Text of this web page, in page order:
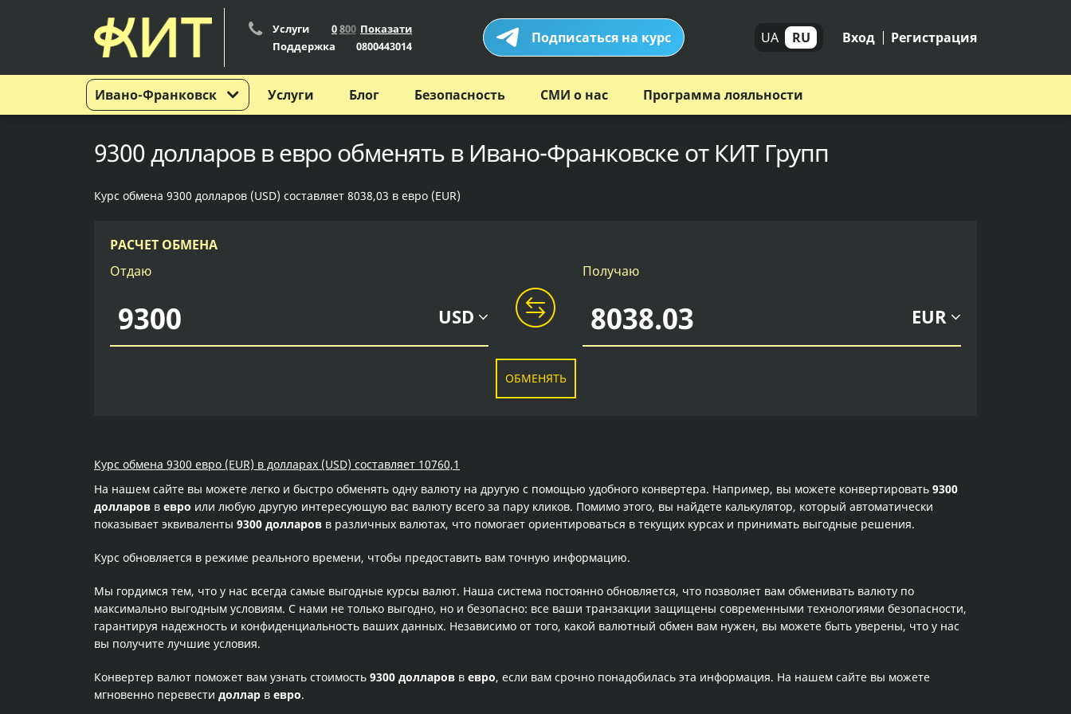
Ивано-Франковск
Услуги 0800 Показати
Поддержка
0800443014 Подписаться на курс UA RU Вход Регистрация
Услуги Блог Безопасность СМИ о нас Программа лояльности
9300 долларов в евро обменять в Ивано-Франковске от КИТ Групп
Курс обмена 9300 долларов (USD) составляет 8038,03 в евро (EUR)
РАСЧЕТ ОБМЕНА
Отдаю
USD
Получаю
EUR
ОБМЕНЯТЬ
Курс обмена 9300 евро (EUR) в долларах (USD) составляет 10760,1
На нашем сайте вы можете легко и быстро обменять одну валюту на другую с помощью удобного конвертера. Например, вы можете конвертировать 9300
долларов в евро или любую другую интересующую вас валюту всего за пару кликов. Помимо этого, вы найдете калькулятор, который автоматически
показывает эквиваленты 9300 долларов в различных валютах, что помогает ориентироваться в текущих курсах и принимать выгодные решения.
Курс обновляется в режиме реального времени, чтобы предоставить вам точную информацию.
Мы гордимся тем, что у нас всегда самые выгодные курсы валют. Наша система постоянно обновляется, что позволяет вам обменивать валюту по
максимально выгодным условиям. С нами не только выгодно, но и безопасно: все ваши транзакции защищены современными технологиями безопасности,
гарантируя надежность и конфиденциальность ваших данных. Независимо от того, какой валютный обмен вам нужен, вы можете быть уверены, что у нас
вы получите лучшие условия.
Конвертер валют поможет вам узнать стоимость 9300 долларов в евро, если вам срочно понадобилась эта информация. На нашем сайте вы можете
мгновенно перевести доллар в евро.